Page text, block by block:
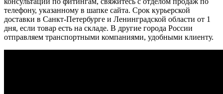
телефону, указанному в шапке сайта. Срок курьерской
доставки в Санкт-Петербурге и Ленинградской области от 1
дня, если товар есть на складе. В другие города России
отправляем транспортными компаниями, удобными клиенту.